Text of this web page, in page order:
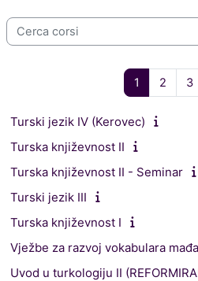
Cerca corsi
1 Pagina 1
2 3
Turski jezik IV (Kerovec)
Turska književnost II
Turska književnost II - Seminar
Turski jezik III
Turska književnost I
Vježbe za razvoj vokabulara
Uvod u turkologiju II